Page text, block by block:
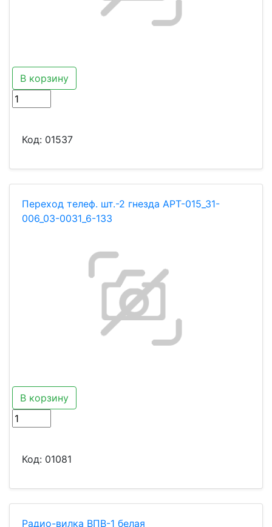
В корзину
Код: 01537
Переход телеф. шт.-2 гнезда АРТ-015_31-
006_03-0031_6-133
В корзину
Код: 01081
Радио-вилка ВПВ-1 белая